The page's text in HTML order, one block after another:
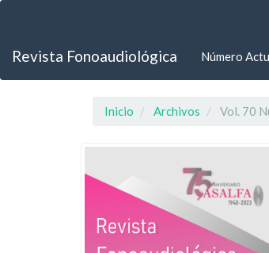
principal
Revista Fonoaudiológica Número
Inicio Archivos Vol. 70